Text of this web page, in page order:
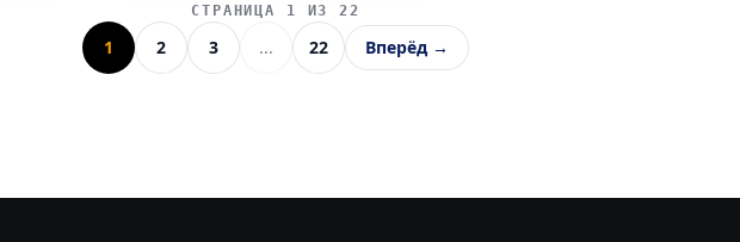
маленькие фигурки, притаившиеся
или цепляющиеся за углы потолка,
слов
СТРАНИЦА 1 ИЗ 22
1 2 3 ... 22 Вперёд →